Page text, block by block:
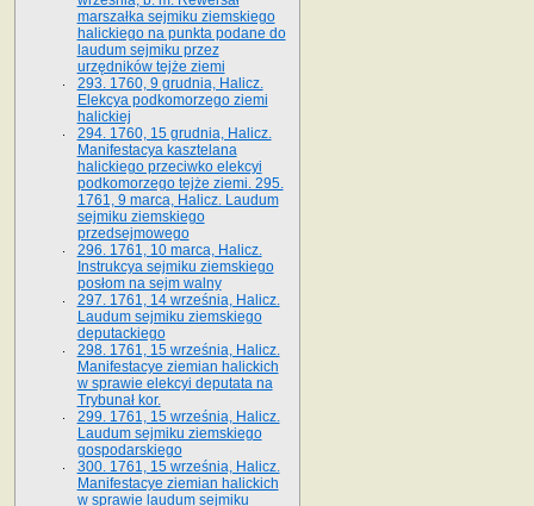
marszałka sejmiku ziemskiego
halickiego na punkta podane do
laudum sejmiku przez
urzędników tejże ziemi
293. 1760, 9 grudnia, Halicz.
Elekcya podkomorzego ziemi
halickiej
294. 1760, 15 grudnia, Halicz.
Manifestacya kasztelana
halickiego przeciwko elekcyi
podkomorzego tejże ziemi. 295.
1761, 9 marca, Halicz. Laudum
sejmiku ziemskiego
przedsejmowego
296. 1761, 10 marca, Halicz.
Instrukcya sejmiku ziemskiego
posłom na sejm walny
297. 1761, 14 września, Halicz.
Laudum sejmiku ziemskiego
deputackiego
298. 1761, 15 września, Halicz.
Manifestacye ziemian halickich
w sprawie elekcyi deputata na
Trybunał kor.
299. 1761, 15 września, Halicz.
Laudum sejmiku ziemskiego
gospodarskiego
300. 1761, 15 września, Halicz.
Manifestacye ziemian halickich
w sprawie laudum sejmiku